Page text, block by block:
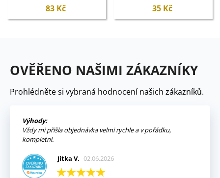
- semena - 6 ks
83 Kč 35 Kč
OVĚŘENO NAŠIMI ZÁKAZNÍKY
Prohlédněte si vybraná hodnocení našich zákazníků.
Výhody:
Vždy mi přišla objednávka velmi rychle a v pořádku,
kompletní.
Jitka V. 02.06.2026